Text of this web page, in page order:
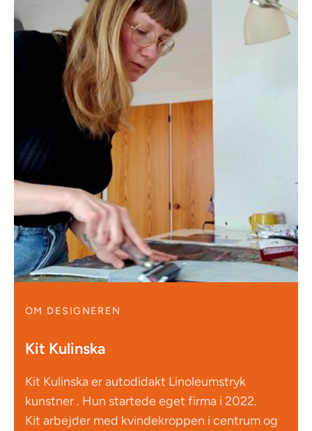
OM DESIGNEREN
Kit Kulinska
Kit Kulinska er autodidakt Linoleumstryk
kunstner . Hun startede eget firma i 2022.
Kit arbejder med kvindekroppen i centrum og